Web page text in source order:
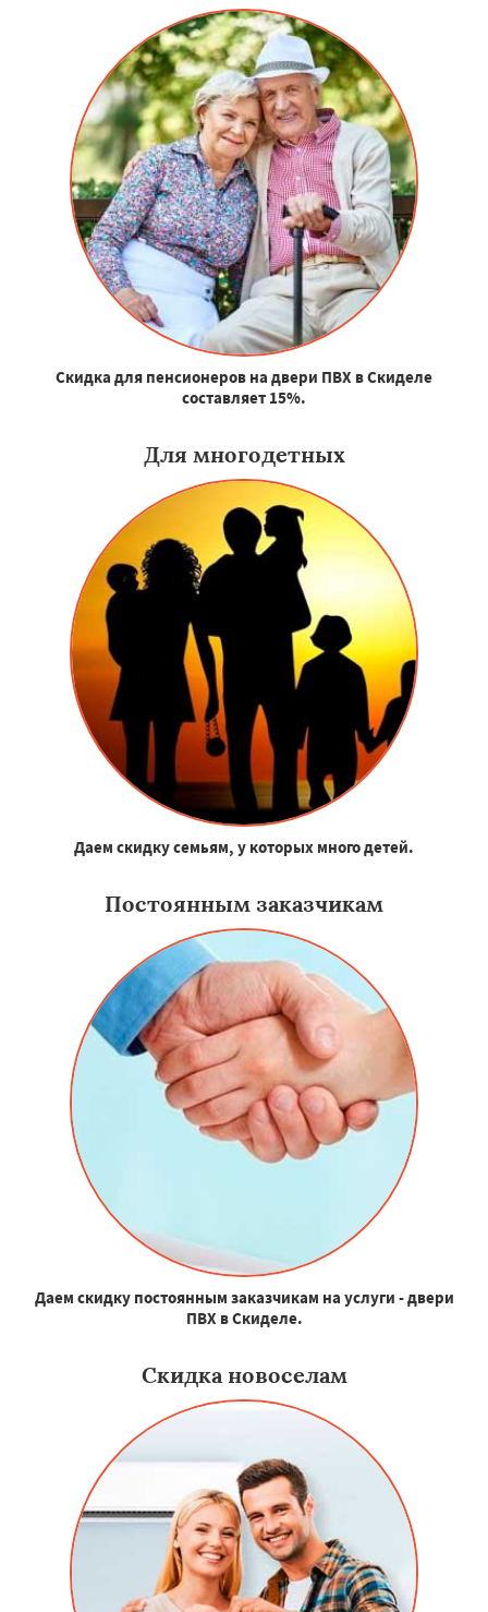
Скидка для пенсионеров на двери ПВХ в Скиделе
составляет 15%.
Для многодетных
Даем скидку семьям, у которых много детей.
Постоянным заказчикам
Даем скидку постоянным заказчикам на услуги - двери
ПВХ в Скиделе.
Скидка новоселам